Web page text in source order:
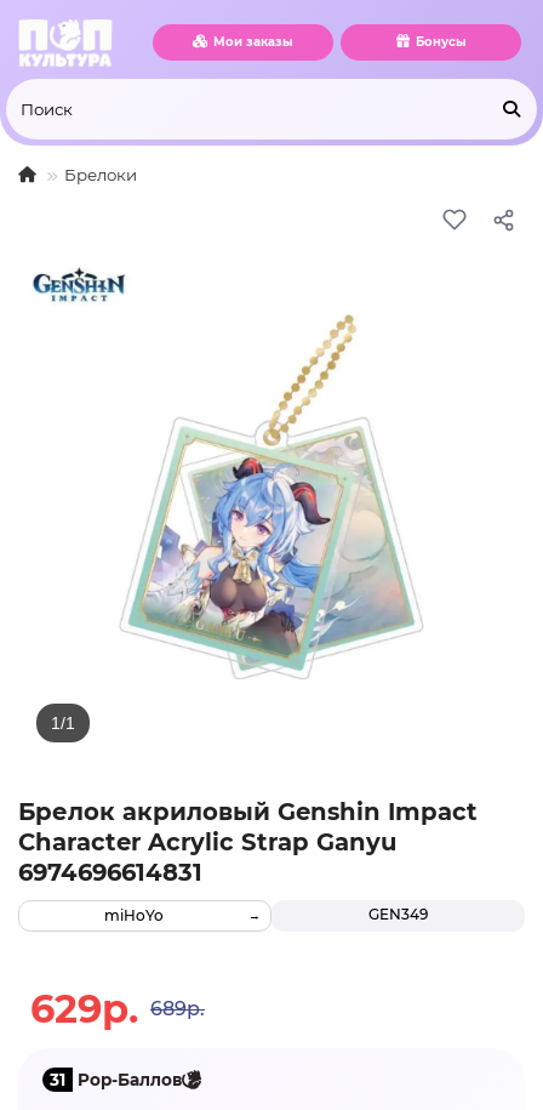
Мои заказы Бонусы
Брелоки
Брелок акриловый Genshin Impact
Character Acrylic Strap Ganyu
6974696614831
GEN349
miHoYo
629р. 689р.
31 Pop-Баллов